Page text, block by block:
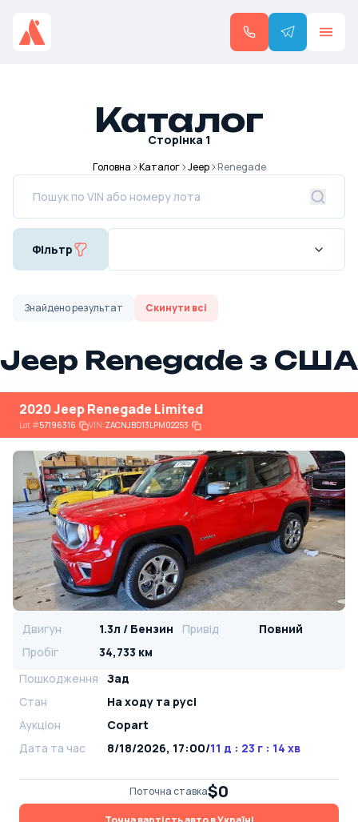
Каталог
Сторінка 1
Головна Каталог Jeep Renegade
Фільтр
Знайденорезультат Скинути всі
Jeep Renegade з США
2020 Jeep Renegade Limited
Lot#57196316 VIN:ZACNJBD13LPM02253
Двигун 1.3л / Бензин Привід
Повний
Пробіг
34,733 км
Пошкодження
Зад
Стан
На ​​ходу та русі
Аукціон
Copart
Дата та час
8/18/2026, 17:00/11 д : 23 г : 14 хв
Поточна ставка$0